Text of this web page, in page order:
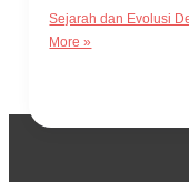
Sejarah dan Evolusi
More »